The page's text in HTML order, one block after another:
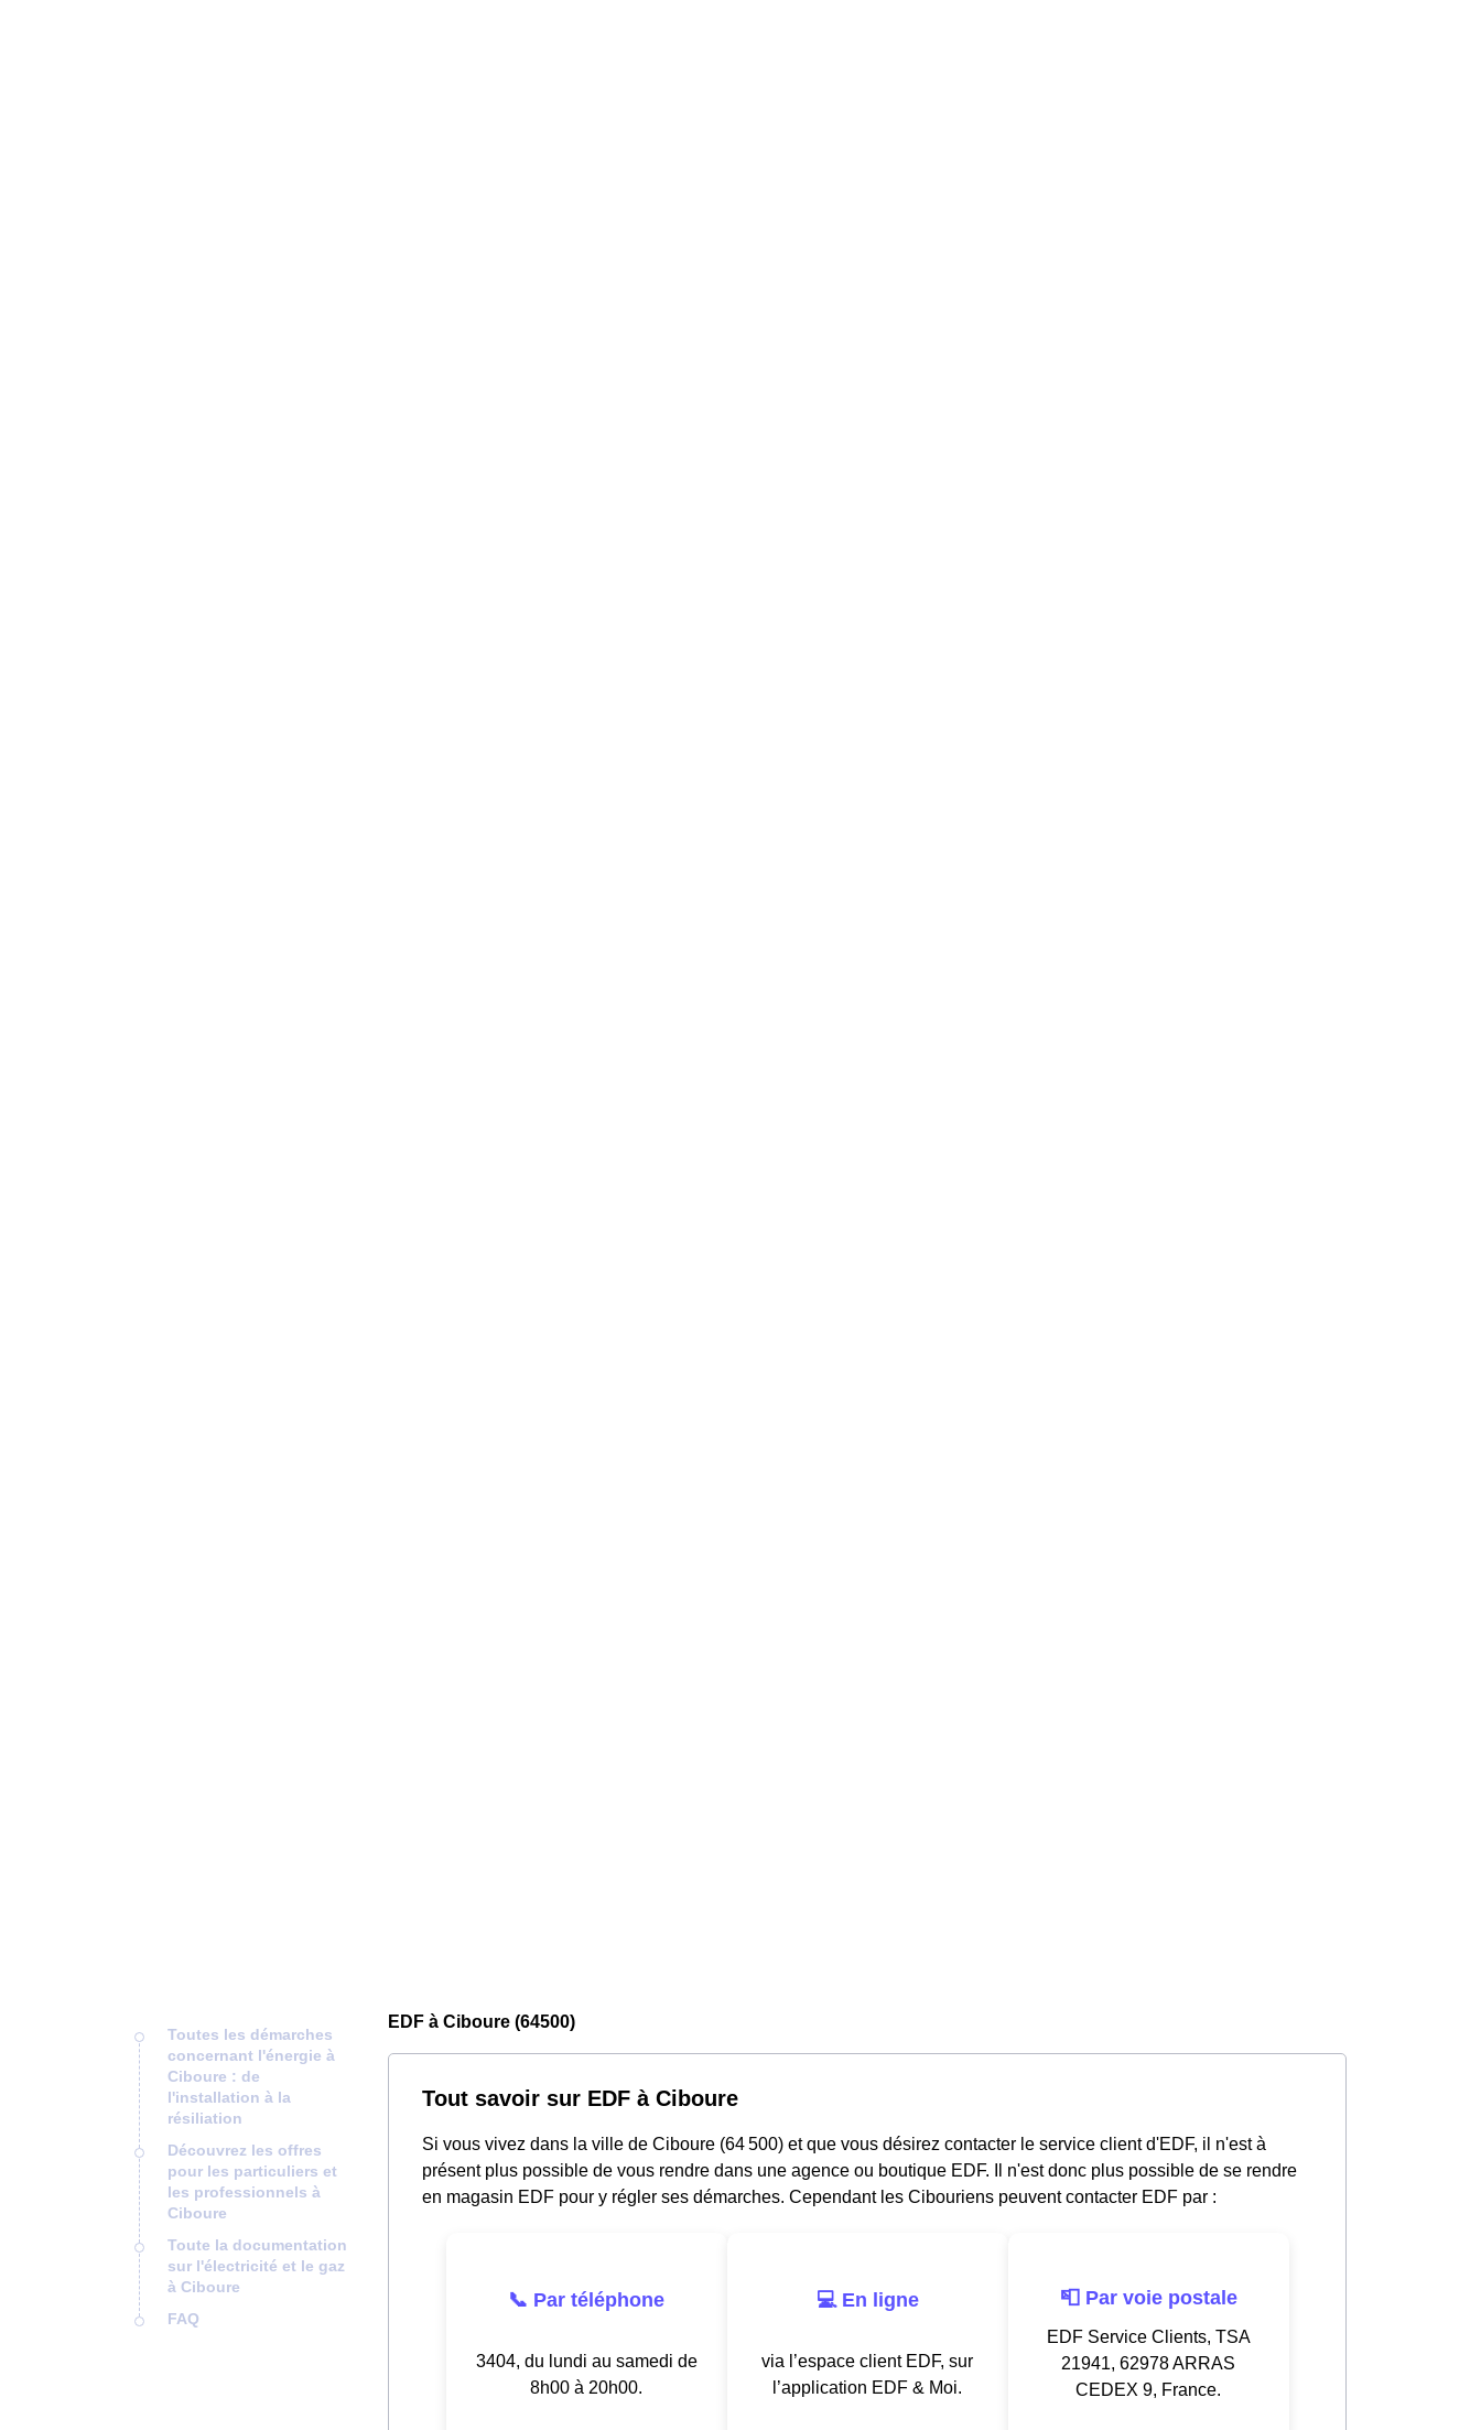
Toutes les démarches
concernant l'énergie à
Ciboure : de
l'installation à la
résiliation
Découvrez les offres
pour les particuliers et
les professionnels à
Ciboure
Toute la documentation
sur l'électricité et le gaz
à Ciboure
FAQ
EDF à Ciboure (64500)
Tout savoir sur EDF à Ciboure
Si vous vivez dans la ville de Ciboure (64 500) et que vous désirez contacter le service client d'EDF, il n'est à
présent plus possible de vous rendre dans une agence ou boutique EDF. Il n'est donc plus possible de se rendre
en magasin EDF pour y régler ses démarches. Cependant les Cibouriens peuvent contacter EDF par :
📞 Par téléphone
3404, du lundi au samedi de
8h00 à 20h00.
💻 En ligne
via l’espace client EDF, sur
l’application EDF & Moi.
📮 Par voie postale
EDF Service Clients, TSA
21941, 62978 ARRAS
CEDEX 9, France.